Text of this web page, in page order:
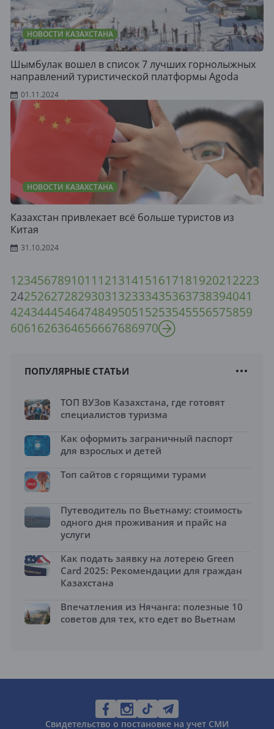
НОВОСТИ КАЗАХСТАНА
Шымбулак вошел в список 7 лучших горнолыжных
направлений туристической платформы Agoda
01.11.2024
НОВОСТИ КАЗАХСТАНА
Казахстан привлекает всё больше туристов из
Китая
31.10.2024
1234567891011 121314151617181920212223
242526272829303132333435363738394041
424344454647484950515253545556575859
6061626364656667686970
ПОПУЛЯРНЫЕ СТАТЬИ
ТОП ВУЗов Казахстана, где готовят
специалистов туризма
Как оформить заграничный паспорт
для взрослых и детей
Топ сайтов с горящими турами
Путеводитель по Вьетнаму: стоимость
одного дня проживания и прайс на
услуги
Как подать заявку на лотерею Green
Card 2025: Рекомендации для граждан
Казахстана
Впечатления из Нячанга: полезные 10
советов для тех, кто едет во Вьетнам
Свидетельство о постановке на учет СМИ